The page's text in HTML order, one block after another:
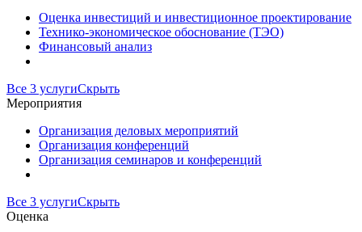
Оценка инвестиций и инвестиционное проектирование
Технико-экономическое обоснование (ТЭО)
Финансовый анализ
Все 3 услугиСкрыть
Мероприятия
Организация деловых мероприятий
Организация конференций
Организация семинаров и конференций
Все 3 услугиСкрыть
Оценка